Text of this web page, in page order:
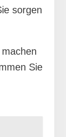
sorgen
Sie